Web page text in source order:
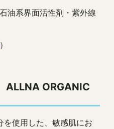
油系界面活性剤・紫外線
）
ALLNA ORGANIC
を使用した、敏感肌にお